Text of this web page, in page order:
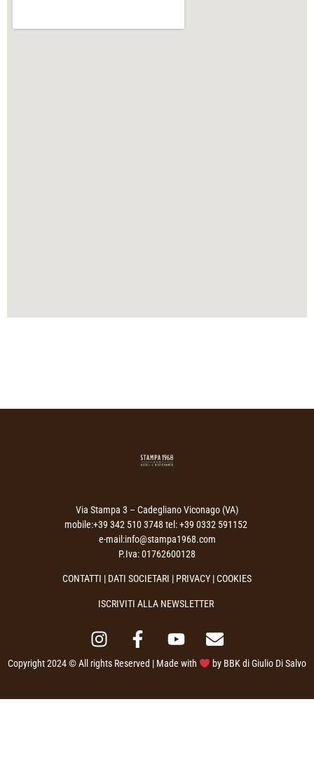
Via Stampa 3 – Cadegliano Viconago (VA)
mobile:+39 342 510 3748 tel: +39 0332 591152
e-mail:info@stampa1968.com
P.Iva: 01762600128
CONTATTI | DATI SOCIETARI | PRIVACY | COOKIES
ISCRIVITI ALLA NEWSLETTER
Copyright 2024 © All rights Reserved | Made with by BBK di Giulio Di Salvo